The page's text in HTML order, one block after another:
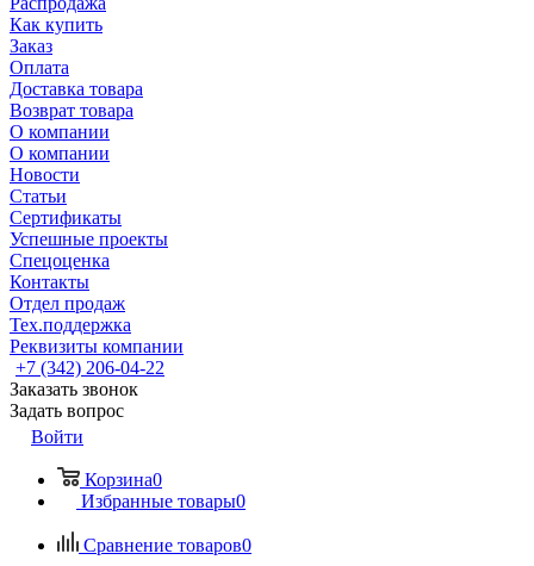
Как купить
Заказ
Оплата
Доставка товара
Возврат товара
О компании
О компании
Новости
Статьи
Сертификаты
Успешные проекты
Спецоценка
Контакты
Отдел продаж
Тех.поддержка
Реквизиты компании
+7 (342) 206-04-22
Заказать звонок
Задать вопрос
Войти
Корзина0
Избранные товары0
Сравнение товаров0